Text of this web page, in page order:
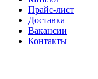
Прайс-лист
Доставка
Вакансии
Контакты